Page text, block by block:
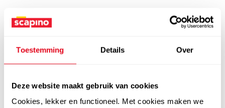
Toestemming Details Over
Deze website maakt gebruik van cookies
Cookies, lekker en functioneel. Met cookies maken we